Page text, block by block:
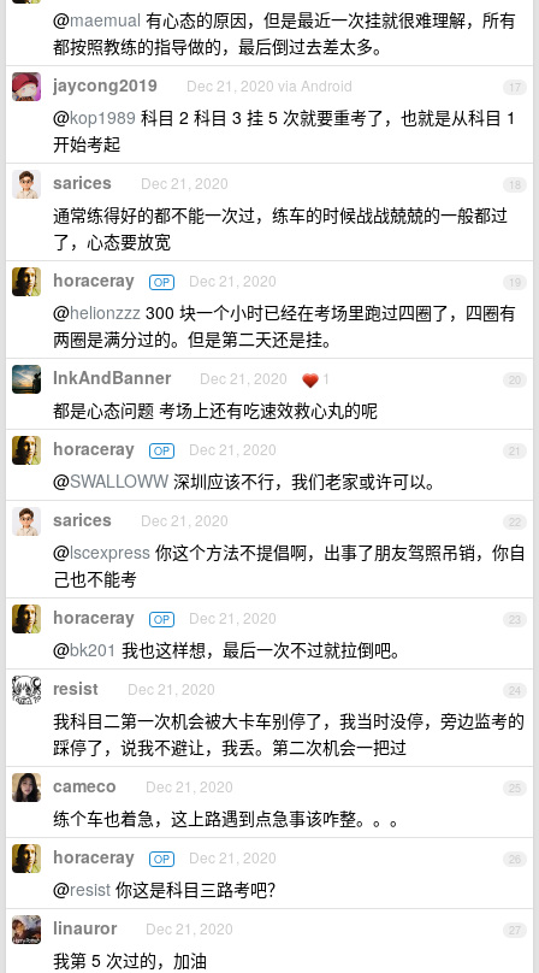
@maemual 有心态的原因，但是最近一次挂就很难理解，所有
都按照教练的指导做的，最后倒过去差太多。
17
jaycong2019 Dec 21, 2020 via Android
@kop1989 科目 2 科目 3 挂 5 次就要重考了，也就是从科目 1
开始考起
18
sarices Dec 21, 2020
通常练得好的都不能一次过，练车的时候战战兢兢的一般都过
了，心态要放宽
19
horaceray OP Dec 21, 2020
@helionzzz 300 块一个小时已经在考场里跑过四圈了，四圈有
两圈是满分过的。但是第二天还是挂。
20
InkAndBanner Dec 21, 2020 1
都是心态问题 考场上还有吃速效救心丸的呢
21
horaceray OP Dec 21, 2020
@SWALLOWW 深圳应该不行，我们老家或许可以。
22
sarices Dec 21, 2020
@lscexpress 你这个方法不提倡啊，出事了朋友驾照吊销，你自
己也不能考
23
horaceray OP Dec 21, 2020
@bk201 我也这样想，最后一次不过就拉倒吧。
24
resist Dec 21, 2020
我科目二第一次机会被大卡车别停了，我当时没停，旁边监考的
踩停了，说我不避让，我丢。第二次机会一把过
25
cameco Dec 21, 2020
练个车也着急，这上路遇到点急事该咋整。。。
26
horaceray OP Dec 21, 2020
@resist 你这是科目三路考吧？
27
linauror Dec 21, 2020
我第 5 次过的，加油